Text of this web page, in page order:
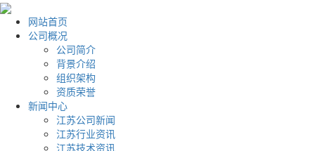
网站首页
公司概况
公司简介
背景介绍
组织架构
资质荣誉
新闻中心
江苏公司新闻
江苏行业资讯
江苏技术资讯